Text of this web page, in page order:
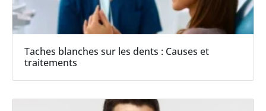
Taches blanches sur les dents : Causes et
traitements